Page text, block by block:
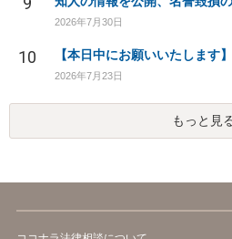
2026年7月30日
10
2026年7月23日
もっと見